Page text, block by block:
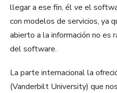
llegar a ese fin, él ve el
con modelos de servicios, ya
abierto a la información no es
del software.
La parte internacional la
(Vanderbilt University) que